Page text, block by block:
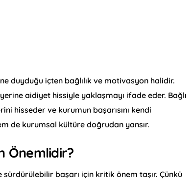
duyduğu içten bağlılık ve motivasyon halidir.
aidiyet hissiyle yaklaşmayı ifade eder. Bağlı
hisseder ve kurumun başarısını kendi
de kurumsal kültüre doğrudan yansır.
Önemlidir?
sürdürülebilir başarı için kritik önem taşır. Çünkü